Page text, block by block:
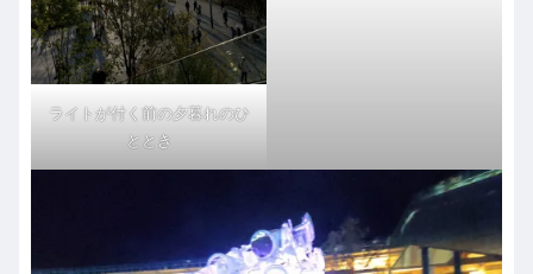
ライトが付く前の夕暮れのひ
ととき